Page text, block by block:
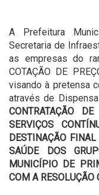
A Prefeitura
Secretaria de
as empresas do
COTAÇÃO DE
visando à pretensa
através de
CONTRATAÇÃO
SERVIÇOS
DESTINAÇÃO
SAÚDE DOS
MUNICÍPIO DE
COM A